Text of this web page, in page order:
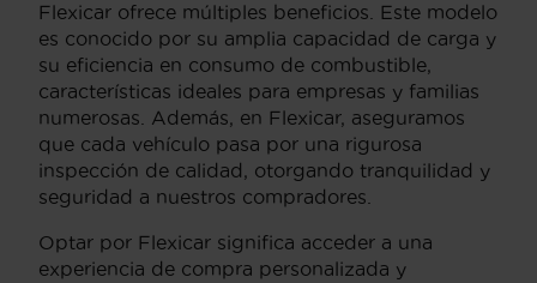
Flexicar ofrece múltiples beneficios. Este modelo
es conocido por su amplia capacidad de carga y
su eficiencia en consumo de combustible,
características ideales para empresas y familias
numerosas. Además, en Flexicar, aseguramos
que cada vehículo pasa por una rigurosa
inspección de calidad, otorgando tranquilidad y
seguridad a nuestros compradores.
Optar por Flexicar significa acceder a una
experiencia de compra personalizada y